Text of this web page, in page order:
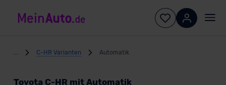
C-HR Varianten Automatik
Toyota C-HR mit Automatik